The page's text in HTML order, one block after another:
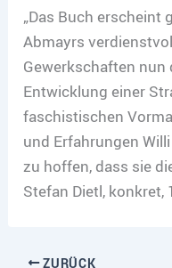
„Das Buch erscheint
Abmayrs
Gewerkschaften nun
Entwicklung einer
faschistischen
und Erfahrungen
zu hoffen, dass sie
Stefan Dietl, konkret,
ZURÜCK